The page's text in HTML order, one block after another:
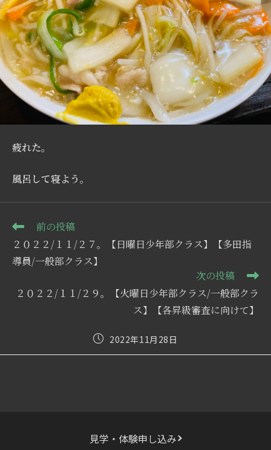
疲れた。
風呂して寝よう。
そ
他
の
を
前の投稿
２０２２/１１/２７。【日曜日少年部クラス】【多田指
導員/一般部クラス】
次の投稿
２０２２/１１/２９。【火曜日少年部クラス/一般部クラ
ス】【各昇級審査に向けて】
投
2022年11月28日
見学・体験申し込み